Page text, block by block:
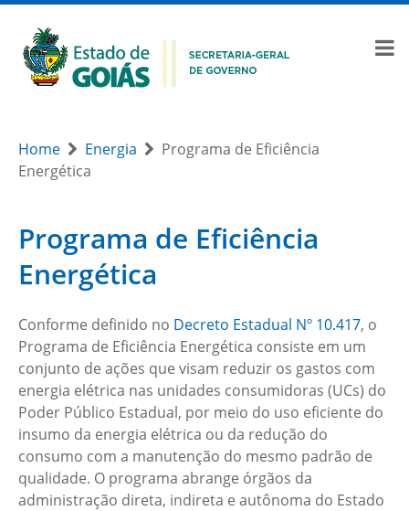
Home Energia
Programa de Eficiência
Energética
Programa de Eficiência
Energética
Conforme definido no Decreto Estadual Nº 10.417, o
Programa de Eficiência Energética consiste em um
conjunto de ações que visam reduzir os gastos com
energia elétrica nas unidades consumidoras (UCs) do
Poder Público Estadual, por meio do uso eficiente do
insumo da energia elétrica ou da redução do
consumo com a manutenção do mesmo padrão de
qualidade. O programa abrange órgãos da
administração direta, indireta e autônoma do Estado